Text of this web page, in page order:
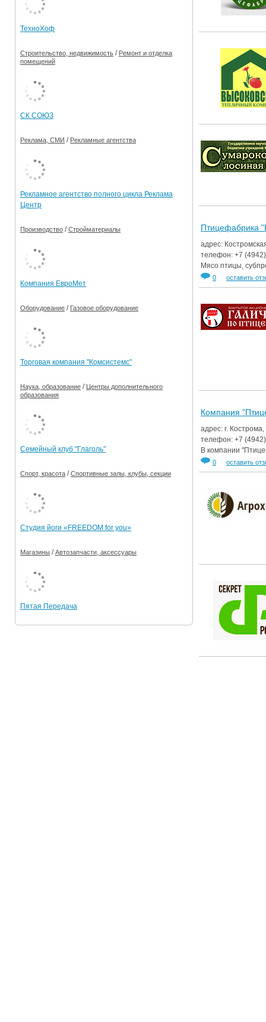
Ограничения движения транспорта на майские
Электронные транспортные карты
Птицефабрика
адрес:
телефон: +7
Мясо птицы,
0 оставить
Компания
адрес: г.
телефон: +7
В компании
0 оставить
ТехноХоф
Строительство, недвижимость / Ремонт и отделка
помещений
СК СОЮЗ
Реклама, СМИ / Рекламные агентства
Рекламное агентство полного цикла Реклама
Центр
Производство /Стройматериалы
Компания ЕвроМет
Оборудование / Газовое оборудование
Торговая компания "Комсистемс"
Наука, образование / Центры дополнительного
образования
Семейный клуб "Глаголь"
Спорт, красота /Спортивные залы, клубы, секции
Студия йоги «FREEDOM for you»
Магазины /Автозапчасти, аксессуары
Пятая Передача